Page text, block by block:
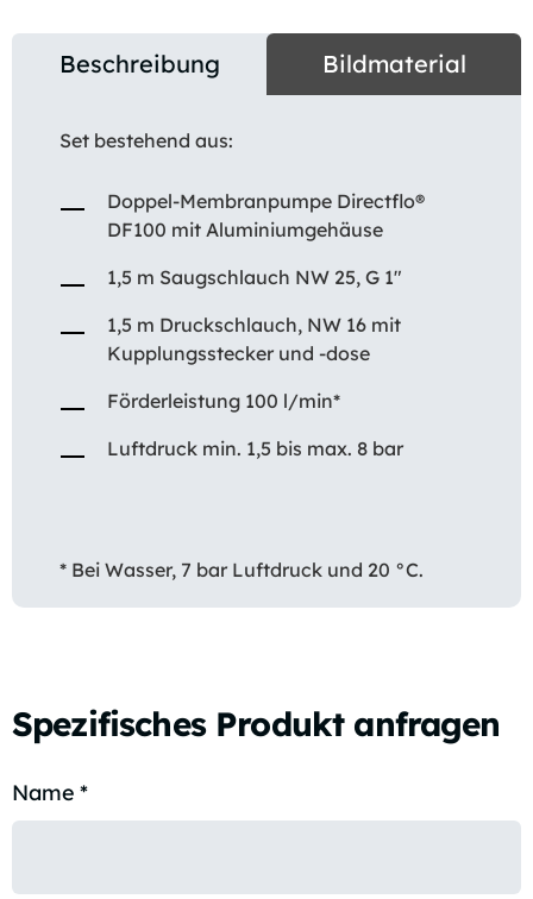
Beschreibung Bildmaterial
Set bestehend aus:
Doppel-Membranpumpe Directflo®
DF100 mit Aluminiumgehäuse
1,5 m Saugschlauch NW 25, G 1″
1,5 m Druckschlauch, NW 16 mit
Kupplungsstecker und -dose
Förderleistung 100 l/min*
Luftdruck min. 1,5 bis max. 8 bar
* Bei Wasser, 7 bar Luftdruck und 20 °C.
Spezifisches Produkt anfragen
Name *